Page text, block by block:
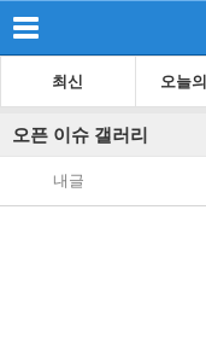
최신 오늘
오픈 이슈 갤러리
내글